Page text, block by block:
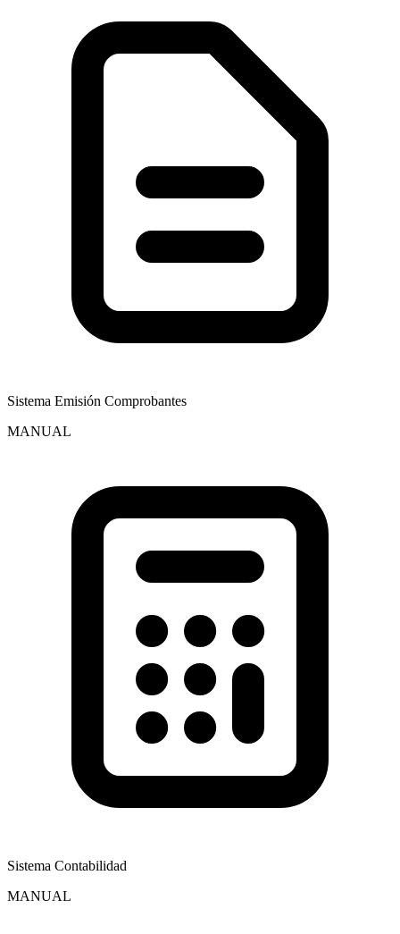
Sistema Emisión Comprobantes
MANUAL
Sistema Contabilidad
MANUAL